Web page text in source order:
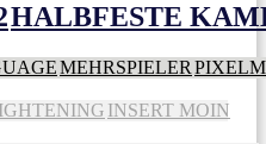
HALBFESTE
MEHRSPIELER
INSERT MOIN